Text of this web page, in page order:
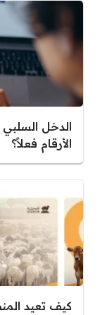
الدخل السلبي
الأرقام فعلاً؟
كيف تعيد